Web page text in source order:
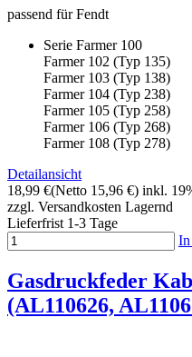
passend für Fendt
Serie Farmer 100
Farmer 102 (Typ 135)
Farmer 103 (Typ 138)
Farmer 104 (Typ 238)
Farmer 105 (Typ 258)
Farmer 106 (Typ 268)
Farmer 108 (Typ 278)
Detailansicht
18,99 €(Netto 15,96 €) inkl.
zzgl. Versandkosten Lagernd
Lieferfrist 1-3 Tage
In
Gasdruckfeder
(AL110626,